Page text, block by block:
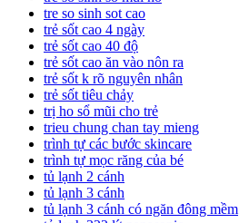
tre so sinh sot cao
trẻ sốt cao 4 ngày
trẻ sốt cao 40 độ
trẻ sốt cao ăn vào nôn ra
trẻ sốt k rõ nguyên nhân
trẻ sốt tiêu chảy
trị ho sổ mũi cho trẻ
trieu chung chan tay mieng
trình tự các bước skincare
trình tự mọc răng của bé
tủ lạnh 2 cánh
tủ lạnh 3 cánh
tủ lạnh 3 cánh có ngăn đông mềm